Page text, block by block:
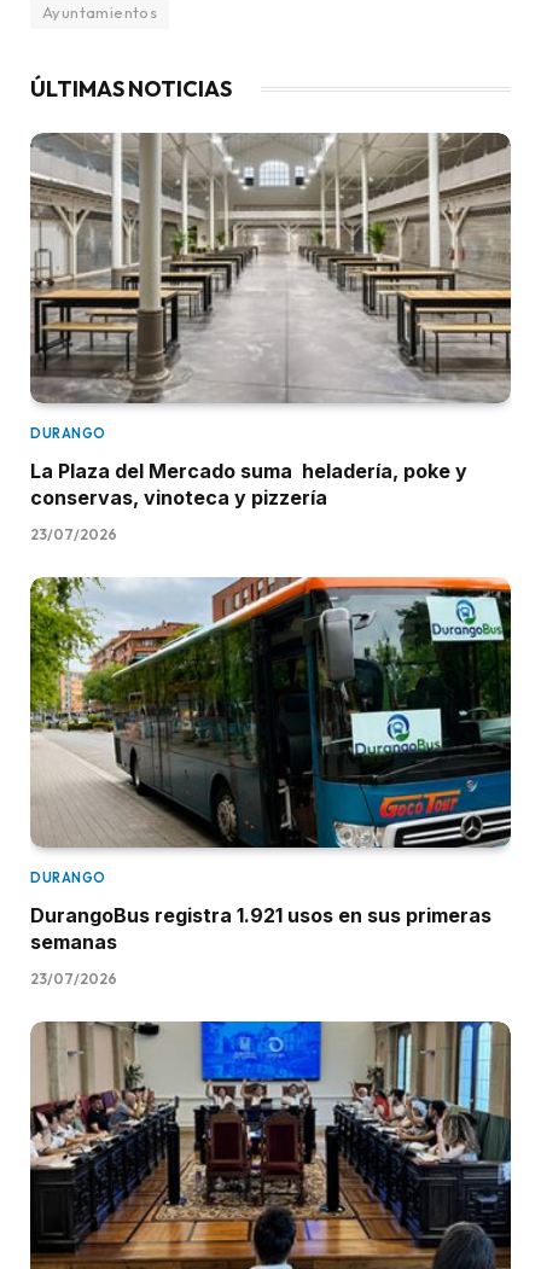
Ayuntamientos
ÚLTIMAS NOTICIAS
DURANGO
La Plaza del Mercado suma heladería, poke y
conservas, vinoteca y pizzería
23/07/2026
DURANGO
DurangoBus registra 1.921 usos en sus primeras
semanas
23/07/2026